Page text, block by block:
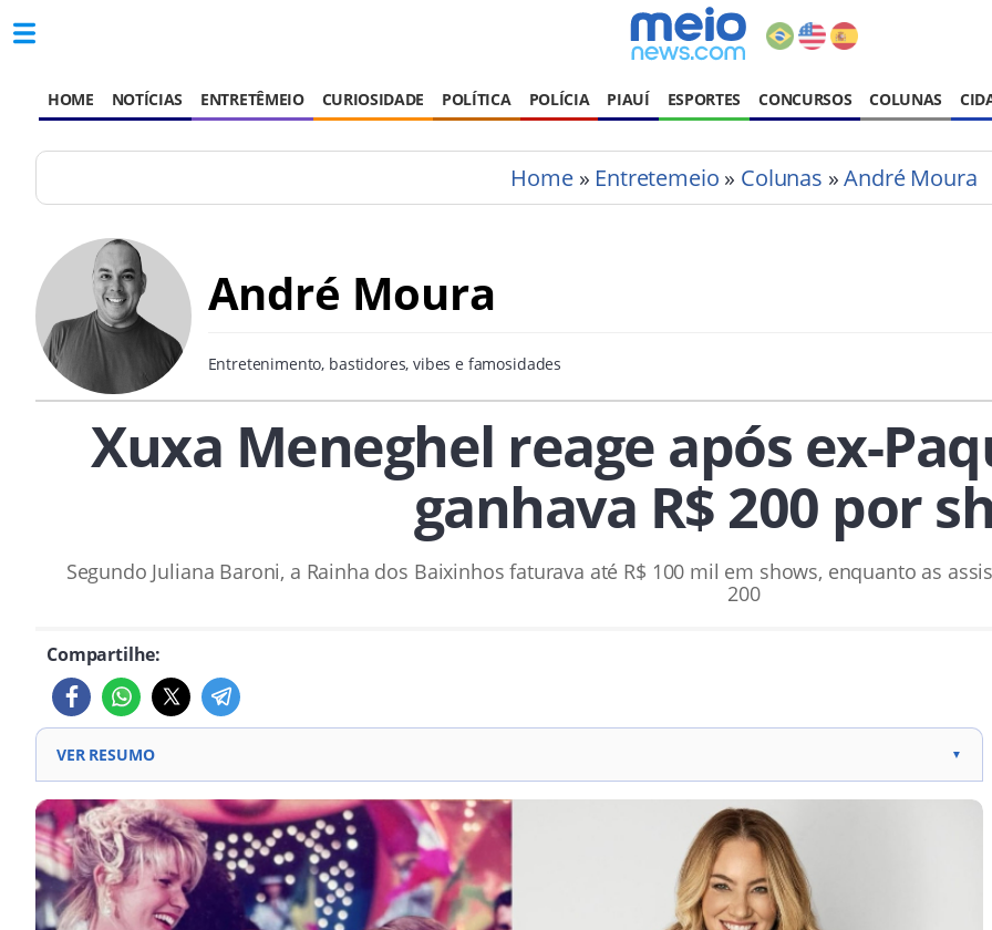
HOME NOTÍCIAS ENTRETÊMEIO CURIOSIDADE POLÍTICA POLÍCIA PIAUÍ ESPORTES CONCURSOS COLUNAS
Home» Entretemeio » Colunas »André Moura
André Moura
Entretenimento, bastidores, vibes e famosidades
Xuxa Meneghel reage após ex-
ganhava R$ 200 por
Segundo Juliana Baroni, a Rainha dos Baixinhos faturava até R$ 100 mil em shows, enquanto as
200
Compartilhe:
VER RESUMO ▼
Juliana Baroni revela quanto recebia pelos trabalhos ao lado de Xuxa Meneghel.
A atriz afirmou que, apesar do cachê considerado positivo, o faturamento estava longe da fortuna imaginada.
Ela explicou que as Paquitas ganhavam cerca de R$ 200 por show, enquanto Xuxa recebia entre R$ 80 mil e R$ 100
mil.